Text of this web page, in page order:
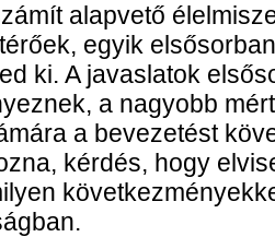
alapvető
egyik
ki. A javaslatok
a nagyobb
a bevezetést
kérdés, hogy